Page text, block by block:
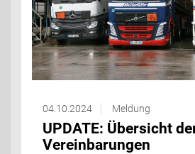
04.10.2024 Meldung
UPDATE: Übersicht
Vereinbarungen